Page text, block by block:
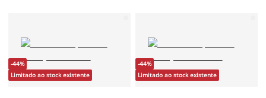
-44%
Limitado ao stock existente
-44%
Limitado ao stock existente